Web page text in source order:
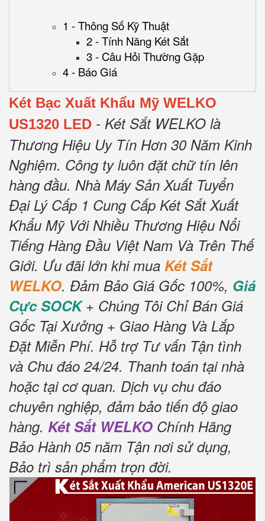
1 - Thông Số Kỹ Thuật
2 - Tính Năng Két Sắt
3 - Câu Hỏi Thường Gặp
4 - Báo Giá
Két Bạc Xuất Khẩu Mỹ WELKO
US1320 LED - Két Sắt WELKO là
Thương Hiệu Uy Tín Hơn 30 Năm Kinh
Nghiệm. Công ty luôn đặt chữ tín lên
hàng đầu. Nhà Máy Sản Xuất Tuyển
Đại Lý Cấp 1 Cung Cấp Két Sắt Xuất
Khẩu Mỹ Với Nhiều Thương Hiệu Nổi
Tiếng Hàng Đầu Việt Nam Và Trên Thế
Giới. Ưu đãi lớn khi mua Két Sắt
WELKO. Đảm Bảo Giá Gốc 100%, Giá
Cực SOCK+ Chúng Tôi Chỉ Bán Giá
Gốc Tại Xưởng + Giao Hàng Và Lắp
Đặt Miễn Phí. Hỗ trợ Tư vấn Tận tình
và Chu đáo 24/24. Thanh toán tại nhà
hoặc tại cơ quan. Dịch vụ chu đáo
chuyên nghiệp, đảm bảo tiến độ giao
hàng. Két Sắt WELKO Chính Hãng
Bảo Hành 05 năm Tận nơi sử dụng,
Bảo trì sản phẩm trọn đời.